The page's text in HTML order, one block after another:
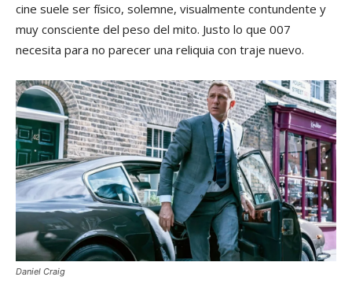
cine suele ser físico, solemne, visualmente contundente y
muy consciente del peso del mito. Justo lo que 007
necesita para no parecer una reliquia con traje nuevo.
Daniel Craig